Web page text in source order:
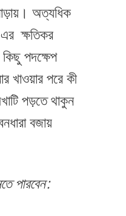
অত্যধিক
এর ক্ষতিকর
পদক্ষেপ
খাওয়ার পরে কী
পড়তে থাকুন
বজায়
পারবেন: